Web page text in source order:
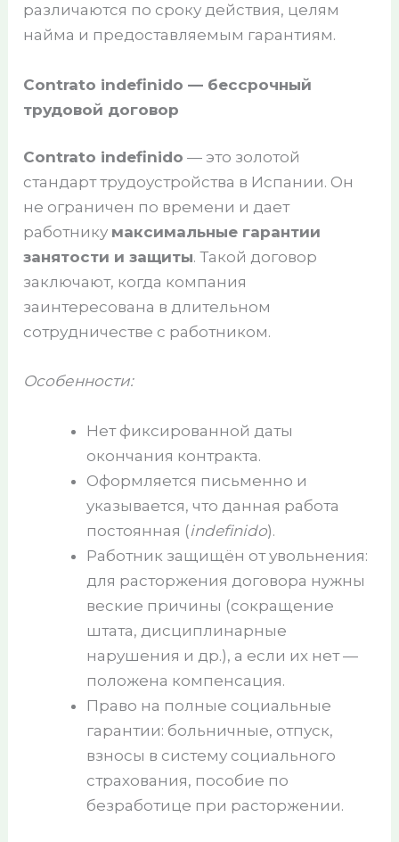
различаются по сроку действия, целям
найма и предоставляемым гарантиям.
Contrato indefinido — бессрочный
трудовой договор
Contrato indefinido — это золотой
стандарт трудоустройства в Испании. Он
не ограничен по времени и дает
работнику максимальные гарантии
занятости и защиты. Такой договор
заключают, когда компания
заинтересована в длительном
сотрудничестве с работником.
Особенности:
Нет фиксированной даты
окончания контракта.
Оформляется письменно и
указывается, что данная работа
постоянная (indefinido).
Работник защищён от увольнения:
для расторжения договора нужны
веские причины (сокращение
штата, дисциплинарные
нарушения и др.), а если их нет —
положена компенсация.
Право на полные социальные
гарантии: больничные, отпуск,
взносы в систему социального
страхования, пособие по
безработице при расторжении.